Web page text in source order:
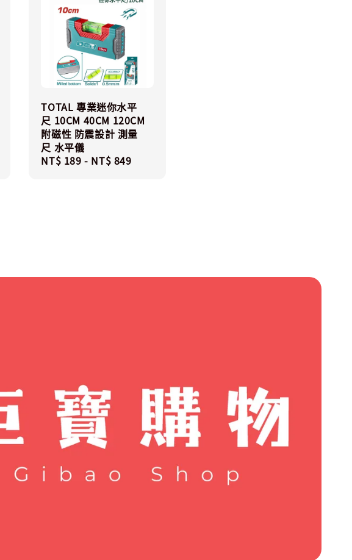
TOTAL 專業迷你水平
尺 10CM 40CM 120CM
附磁性 防震設計 測量
尺 水平儀
Regular
NT$ 189 - NT$ 849